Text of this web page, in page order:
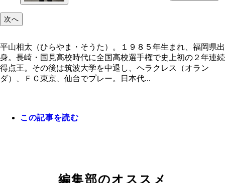
クレス（オランダ）、ＦＣ東京、仙台でプレー。
「練習が厳しくて入学後すぐに後悔した」という
次へ
平山相太（ひらやま・そうた）。１９８５年生まれ、福岡県出
身。長崎・国見高校時代に全国高校選手権で史上初の２年連続
得点王。その後は筑波大学を中退し、ヘラクレス（オラン
ダ）、ＦＣ東京、仙台でプレー。日本代...
この記事を読む
編集部のオススメ